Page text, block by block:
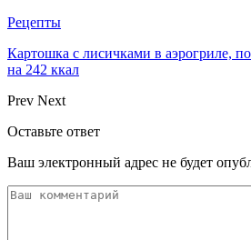
Рецепты
Картошка с лисичками в аэрогриле,
на 242 ккал
Prev Next
Оставьте ответ
Ваш электронный адрес не будет